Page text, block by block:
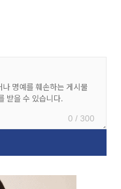
0 / 300